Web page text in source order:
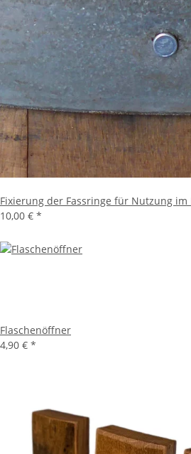
Fixierung der Fassringe für Nutzung
10,00 € *
Flaschenöffner
4,90 € *